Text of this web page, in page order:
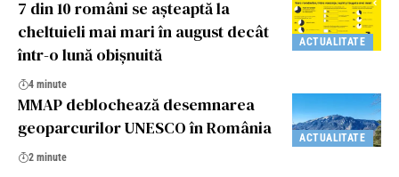
ACTUALITATE
7 din 10 români se așteaptă la
cheltuieli mai mari în august decât
într-o lună obișnuită
4 minute
ACTUALITATE
MMAP deblochează desemnarea
geoparcurilor UNESCO în România
2 minute